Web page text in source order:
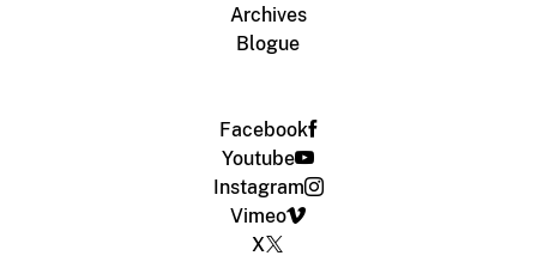
Archives
Blogue
Facebook
Youtube
Instagram
Vimeo
X